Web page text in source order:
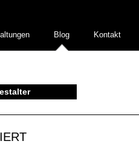
Blog Kontakt